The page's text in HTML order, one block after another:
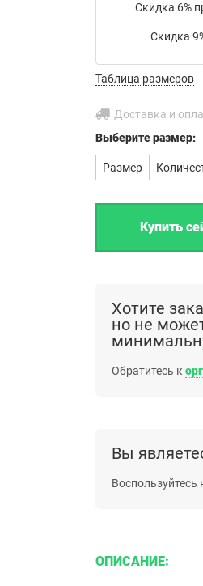
Скидка 6%
Скидка
Таблица размеров
Доставка и
Выберитеразмер:
Размер
Хотите
но не
Обратитесь к
Вы
ОПИСАНИЕ:
Энергия,Транс-
или по
Бесплатная доставка до
транспортной компании в г.